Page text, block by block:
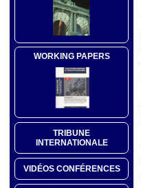
WORKING PAPERS
TRIBUNE
INTERNATIONALE
VIDÉOS CONFÉRENCES